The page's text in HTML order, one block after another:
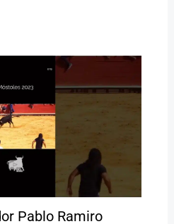
Pablo Ramiro